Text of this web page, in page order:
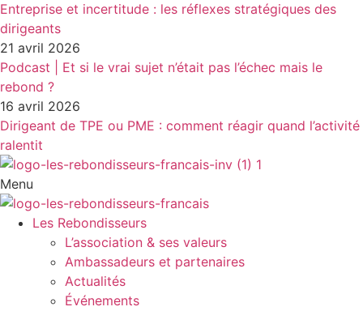
Entreprise et incertitude : les réflexes stratégiques des
dirigeants
21 avril 2026
Podcast | Et si le vrai sujet n’était pas l’échec mais le
rebond ?
16 avril 2026
Dirigeant de TPE ou PME : comment réagir quand l’activité
ralentit
Menu
Les Rebondisseurs
L’association & ses valeurs
Ambassadeurs et partenaires
Actualités
Événements